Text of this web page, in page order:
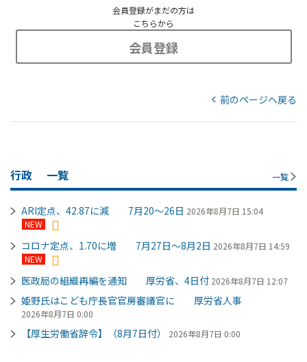
会員登録がまだの方は
こちらから
会員登録
前のページへ戻る
行政 一覧 一覧
ARI定点、42.87に減 7月20～26日 2026年8月7日 15:04
NEW
コロナ定点、1.70に増 7月27日～8月2日 2026年8月7日 14:59
NEW
医政局の組織再編を通知 厚労省、4日付 2026年8月7日 12:07
姫野氏はこども庁長官官房審議官に 厚労省人事
2026年8月7日 0:00
【厚生労働省辞令】（8月7日付） 2026年8月7日 0:00